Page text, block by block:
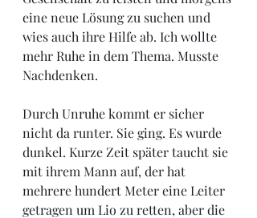
eine neue Lösung zu suchen und
wies auch ihre Hilfe ab. Ich wollte
mehr Ruhe in dem Thema. Musste
Nachdenken.
Durch Unruhe kommt er sicher
nicht da runter. Sie ging. Es wurde
dunkel. Kurze Zeit später taucht sie
mit ihrem Mann auf, der hat
mehrere hundert Meter eine Leiter
getragen um Lio zu retten, aber die